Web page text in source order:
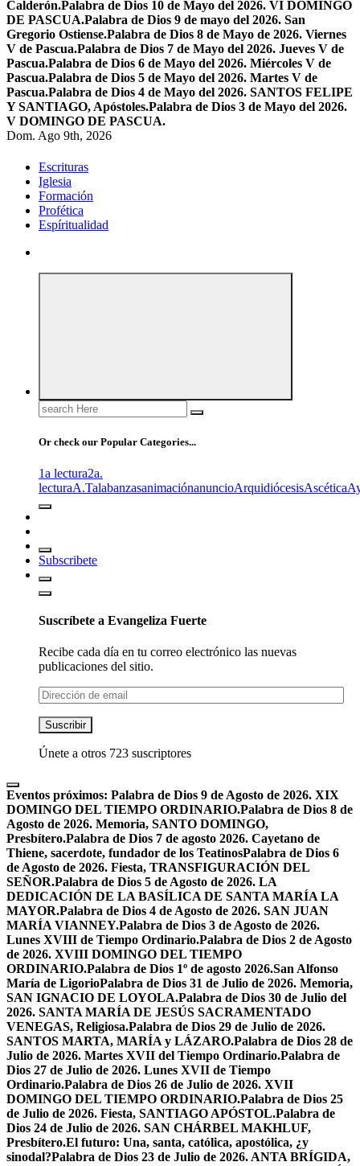
Calderón.Palabra de Dios 10 de Mayo del 2026. VI DOMINGO
DE PASCUA.Palabra de Dios 9 de mayo del 2026. San
Gregorio Ostiense.Palabra de Dios 8 de Mayo de 2026. Viernes
V de Pascua.Palabra de Dios 7 de Mayo del 2026. Jueves V de
Pascua.Palabra de Dios 6 de Mayo del 2026. Miércoles V de
Pascua.Palabra de Dios 5 de Mayo del 2026. Martes V de
Pascua.Palabra de Dios 4 de Mayo del 2026. SANTOS FELIPE
Y SANTIAGO, Apóstoles.Palabra de Dios 3 de Mayo del 2026.
V DOMINGO DE PASCUA.
Dom. Ago 9th, 2026
Escrituras
Iglesia
Formación
Profética
Espíritualidad
Search
for:
Or check our Popular Categories...
1a lectura2a.
lecturaA.TalabanzasanimaciónanuncioArquidiócesisAscética
Subscribete
Suscríbete a Evangeliza Fuerte
Recibe cada día en tu correo electrónico las nuevas
publicaciones del sitio.
Dirección
de
email
Suscribir
Únete a otros 723 suscriptores
Eventos próximos: Palabra de Dios 9 de Agosto de 2026. XIX
DOMINGO DEL TIEMPO ORDINARIO.Palabra de Dios 8 de
Agosto de 2026. Memoria, SANTO DOMINGO,
Presbítero.Palabra de Dios 7 de agosto 2026. Cayetano de
Thiene, sacerdote, fundador de los TeatinosPalabra de Dios 6
de Agosto de 2026. Fiesta, TRANSFIGURACIÓN DEL
SEÑOR.Palabra de Dios 5 de Agosto de 2026. LA
DEDICACIÓN DE LA BASÍLICA DE SANTA MARÍA LA
MAYOR.Palabra de Dios 4 de Agosto de 2026. SAN JUAN
MARÍA VIANNEY.Palabra de Dios 3 de Agosto de 2026.
Lunes XVIII de Tiempo Ordinario.Palabra de Dios 2 de Agosto
de 2026. XVIII DOMINGO DEL TIEMPO
ORDINARIO.Palabra de Dios 1º de agosto 2026.San Alfonso
María de LigorioPalabra de Dios 31 de Julio de 2026. Memoria,
SAN IGNACIO DE LOYOLA.Palabra de Dios 30 de Julio del
2026. SANTA MARÍA DE JESÚS SACRAMENTADO
VENEGAS, Religiosa.Palabra de Dios 29 de Julio de 2026.
SANTOS MARTA, MARÍA y LÁZARO.Palabra de Dios 28 de
Julio de 2026. Martes XVII del Tiempo Ordinario.Palabra de
Dios 27 de Julio de 2026. Lunes XVII de Tiempo
Ordinario.Palabra de Dios 26 de Julio de 2026. XVII
DOMINGO DEL TIEMPO ORDINARIO.Palabra de Dios 25
de Julio de 2026. Fiesta, SANTIAGO APÓSTOL.Palabra de
Dios 24 de Julio de 2026. SAN CHÁRBEL MAKHLUF,
Presbítero.El futuro: Una, santa, católica, apostólica, ¿y
sinodal?Palabra de Dios 23 de Julio de 2026. ANTA BRÍGIDA,